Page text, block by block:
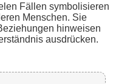
Fällen symbolisieren
Menschen. Sie
hinweisen
ausdrücken.